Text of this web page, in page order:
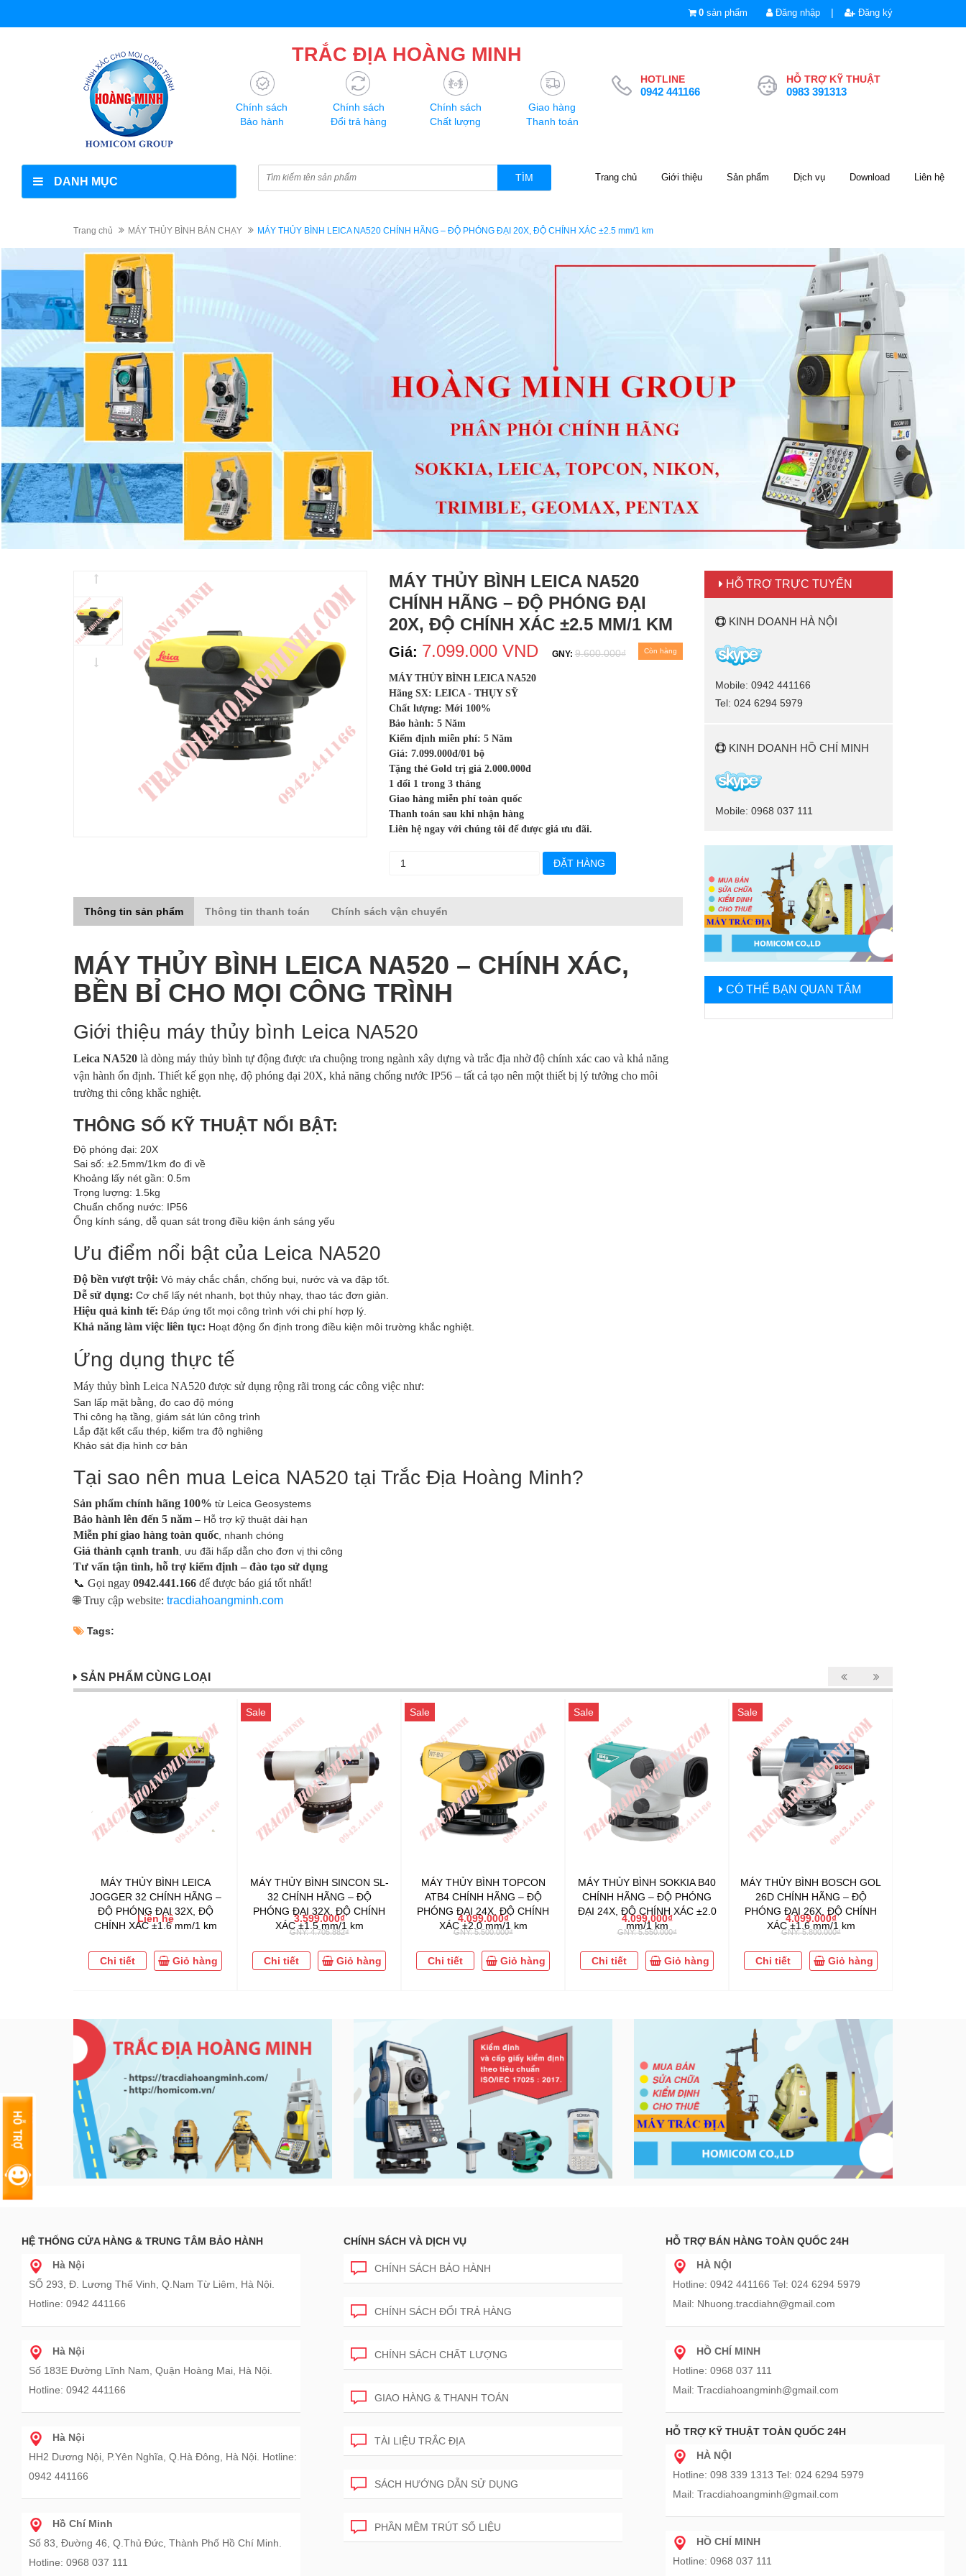
0 sản phẩm Đăng nhập | Đăng ký
TRẮC ĐỊA HOÀNG MINH
Chính sách
Bảo hành
Chính sách
Đổi trả hàng
Chính sách
Chất lượng
Giao hàng
Thanh toán
HOTLINE
0942 441166
HỖ TRỢ KỸ THUẬT
0983 391313
DANH MỤC TÌM Trang chủ Giới thiệu Sản phẩm Dịch vụ Download Liên hệ
Trang chủ MÁY THỦY BÌNH BÁN CHẠY MÁY THỦY BÌNH LEICA NA520 CHÍNH HÃNG – ĐỘ PHÓNG ĐẠI 20X, ĐỘ CHÍNH XÁC ±2.5 mm/1 km
MÁY THỦY BÌNH LEICA NA520
CHÍNH HÃNG – ĐỘ PHÓNG ĐẠI
20X, ĐỘ CHÍNH XÁC ±2.5 MM/1 KM
Giá: 7.099.000 VND GNY: 9.600.000₫ Còn hàng
MÁY THỦY BÌNH LEICA NA520
Hãng SX: LEICA - THỤY SỸ
Chất lượng: Mới 100%
Bảo hành: 5 Năm
Kiểm định miễn phí: 5 Năm
Giá: 7.099.000đ/01 bộ
Tặng thẻ Gold trị giá 2.000.000đ
1 đổi 1 trong 3 tháng
Giao hàng miễn phí toàn quốc
Thanh toán sau khi nhận hàng
Liên hệ ngay với chúng tôi để được giá ưu đãi.
ĐẶT HÀNG
Thông tin sản phẩm Thông tin thanh toán Chính sách vận chuyển
MÁY THỦY BÌNH LEICA NA520 – CHÍNH XÁC,
BỀN BỈ CHO MỌI CÔNG TRÌNH
Giới thiệu máy thủy bình Leica NA520
Leica NA520 là dòng máy thủy bình tự động được ưa chuộng trong ngành xây dựng và trắc địa nhờ độ chính xác cao và khả năng
vận hành ổn định. Thiết kế gọn nhẹ, độ phóng đại 20X, khả năng chống nước IP56 – tất cả tạo nên một thiết bị lý tưởng cho môi
trường thi công khắc nghiệt.
THÔNG SỐ KỸ THUẬT NỔI BẬT:
Độ phóng đại: 20X
Sai số: ±2.5mm/1km đo đi về
Khoảng lấy nét gần: 0.5m
Trọng lượng: 1.5kg
Chuẩn chống nước: IP56
Ống kính sáng, dễ quan sát trong điều kiện ánh sáng yếu
Ưu điểm nổi bật của Leica NA520
Độ bền vượt trội: Vỏ máy chắc chắn, chống bụi, nước và va đập tốt.
Dễ sử dụng: Cơ chế lấy nét nhanh, bọt thủy nhạy, thao tác đơn giản.
Hiệu quả kinh tế: Đáp ứng tốt mọi công trình với chi phí hợp lý.
Khả năng làm việc liên tục: Hoạt động ổn định trong điều kiện môi trường khắc nghiệt.
Ứng dụng thực tế
Máy thủy bình Leica NA520 được sử dụng rộng rãi trong các công việc như:
San lấp mặt bằng, đo cao độ móng
Thi công hạ tầng, giám sát lún công trình
Lắp đặt kết cấu thép, kiểm tra độ nghiêng
Khảo sát địa hình cơ bản
Tại sao nên mua Leica NA520 tại Trắc Địa Hoàng Minh?
Sản phẩm chính hãng 100% từ Leica Geosystems
Bảo hành lên đến 5 năm – Hỗ trợ kỹ thuật dài hạn
Miễn phí giao hàng toàn quốc , nhanh chóng
Giá thành cạnh tranh , ưu đãi hấp dẫn cho đơn vị thi công
Tư vấn tận tình, hỗ trợ kiểm định – đào tạo sử dụng
📞 Gọi ngay 0942.441.166 để được báo giá tốt nhất!
🌐 Truy cập website: tracdiahoangminh.com
Tags:
HỖ TRỢ TRỰC TUYẾN
KINH DOANH HÀ NỘI
Mobile: 0942 441166
Tel: 024 6294 5979
KINH DOANH HỒ CHÍ MINH
Mobile: 0968 037 111
CÓ THỂ BẠN QUAN TÂM
SẢN PHẨM CÙNG LOẠI
MÁY THỦY BÌNH LEICA
JOGGER 32 CHÍNH HÃNG –
ĐỘ PHÓNG ĐẠI 32X, ĐỘ
CHÍNH XÁC ±1.6 mm/1 km
Liên hệ
Chi tiết Giỏ hàng
Sale
MÁY THỦY BÌNH SINCON SL-
32 CHÍNH HÃNG – ĐỘ
PHÓNG ĐẠI 32X, ĐỘ CHÍNH
XÁC ±1.5 mm/1 km
3.599.000₫
GNY: 4.705.882₫
Chi tiết Giỏ hàng
Sale
MÁY THỦY BÌNH TOPCON
ATB4 CHÍNH HÃNG – ĐỘ
PHÓNG ĐẠI 24X, ĐỘ CHÍNH
XÁC ±2.0 mm/1 km
4.099.000₫
GNY: 5.500.000₫
Chi tiết Giỏ hàng
Sale
MÁY THỦY BÌNH SOKKIA B40
CHÍNH HÃNG – ĐỘ PHÓNG
ĐẠI 24X, ĐỘ CHÍNH XÁC ±2.0
mm/1 km
4.099.000₫
GNY: 5.550.000₫
Chi tiết Giỏ hàng
Sale
MÁY THỦY BÌNH BOSCH GOL
26D CHÍNH HÃNG – ĐỘ
PHÓNG ĐẠI 26X, ĐỘ CHÍNH
XÁC ±1.6 mm/1 km
4.099.000₫
GNY: 5.800.000₫
Chi tiết Giỏ hàng
HỆ THỐNG CỬA HÀNG & TRUNG TÂM BẢO HÀNH
Hà Nội
SỐ 293, Đ. Lương Thế Vinh, Q.Nam Từ Liêm, Hà Nội.
Hotline: 0942 441166
Hà Nội
Số 183E Đường Lĩnh Nam, Quận Hoàng Mai, Hà Nội.
Hotline: 0942 441166
Hà Nội
HH2 Dương Nội, P.Yên Nghĩa, Q.Hà Đông, Hà Nội. Hotline:
0942 441166
Hồ Chí Minh
Số 83, Đường 46, Q.Thủ Đức, Thành Phố Hồ Chí Minh.
Hotline: 0968 037 111
CHÍNH SÁCH VÀ DỊCH VỤ
CHÍNH SÁCH BẢO HÀNH
CHÍNH SÁCH ĐỔI TRẢ HÀNG
CHÍNH SÁCH CHẤT LƯỢNG
GIAO HÀNG & THANH TOÁN
TÀI LIỆU TRẮC ĐỊA
SÁCH HƯỚNG DẪN SỬ DỤNG
PHẦN MỀM TRÚT SỐ LIỆU
HỖ TRỢ BÁN HÀNG TOÀN QUỐC 24H
HÀ NỘI
Hotline: 0942 441166 Tel: 024 6294 5979
Mail: Nhuong.tracdiahn@gmail.com
HỒ CHÍ MINH
Hotline: 0968 037 111
Mail: Tracdiahoangminh@gmail.com
HỖ TRỢ KỸ THUẬT TOÀN QUỐC 24H
HÀ NỘI
Hotline: 098 339 1313 Tel: 024 6294 5979
Mail: Tracdiahoangminh@gmail.com
HỒ CHÍ MINH
Hotline: 0968 037 111